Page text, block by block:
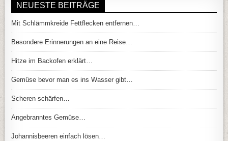
NEUESTE BEITRÄGE
Mit Schlämmkreide Fettflecken entfernen…
Besondere Erinnerungen an eine Reise…
Hitze im Backofen erklärt…
Gemüse bevor man es ins Wasser gibt…
Scheren schärfen…
Angebranntes Gemüse…
Johannisbeeren einfach lösen…